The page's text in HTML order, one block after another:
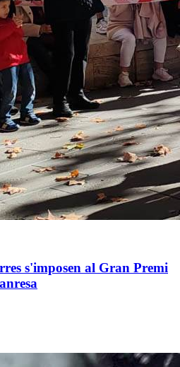
s'imposen al Gran Premi